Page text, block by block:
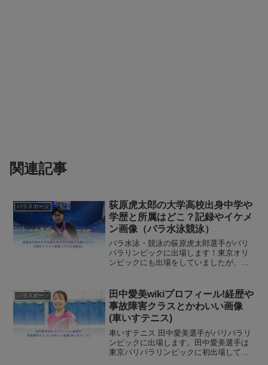
関連記事
パラスポーツ
荻原虎太郎の大学高校出身中学や
学歴と所属はどこ？記録やイケメ
ン画像（パラ水泳競泳）
パラ水泳・競泳の荻原虎太郎選手がパリ
パラリンピックに出場します！東京オリ
ンピックにも出場をしていましたが、思
世界選手権の個人メドレーで日本新記録
を樹立して、じわじわ...
パラスポーツ
田中愛美wikiプロフィール!経歴や
事故障害クラスとかわいい画像
(車いすテニス)
車いすテニス 田中愛美選手がパリパラリ
ンピックに出場します。田中愛美選手は
東京パリパラリンピックに初出場してか